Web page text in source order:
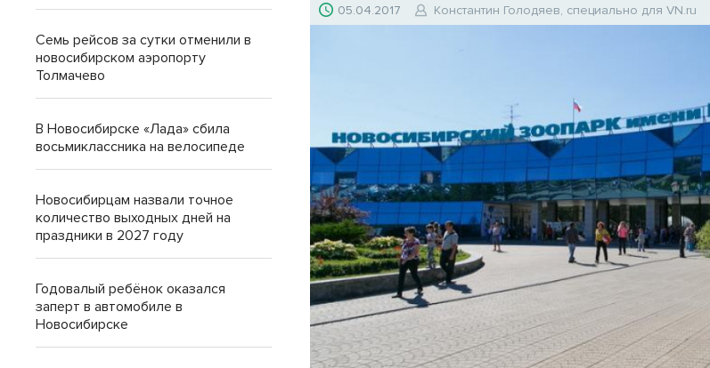
05.04.2017 Константин Голодяев, специально для VN.ru
Семь рейсов за сутки отменили в
новосибирском аэропорту
Толмачево
В Новосибирске «Лада» сбила
восьмиклассника на велосипеде
Новосибирцам назвали точное
количество выходных дней на
праздники в 2027 году
Годовалый ребёнок оказался
заперт в автомобиле в
Новосибирске